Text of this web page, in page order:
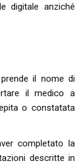
digitale anziché
il nome di
il medico a
o constatata
completato la
descritte in